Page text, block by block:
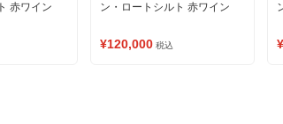
赤ワイン
ン・ロートシルト 赤ワイン
¥120,000 税込